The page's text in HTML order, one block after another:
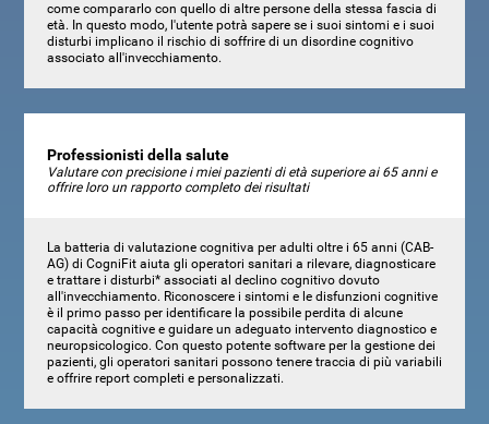
come compararlo con quello di altre persone della stessa fascia di
età. In questo modo, l'utente potrà sapere se i suoi sintomi e i suoi
disturbi implicano il rischio di soffrire di un disordine cognitivo
associato all'invecchiamento.
Professionisti della salute
Valutare con precisione i miei pazienti di età superiore ai 65 anni e
offrire loro un rapporto completo dei risultati
La batteria di valutazione cognitiva per adulti oltre i 65 anni (CAB-
AG) di CogniFit aiuta gli operatori sanitari a rilevare, diagnosticare
e trattare i disturbi* associati al declino cognitivo dovuto
all'invecchiamento. Riconoscere i sintomi e le disfunzioni cognitive
è il primo passo per identificare la possibile perdita di alcune
capacità cognitive e guidare un adeguato intervento diagnostico e
neuropsicologico. Con questo potente software per la gestione dei
pazienti, gli operatori sanitari possono tenere traccia di più variabili
e offrire report completi e personalizzati.